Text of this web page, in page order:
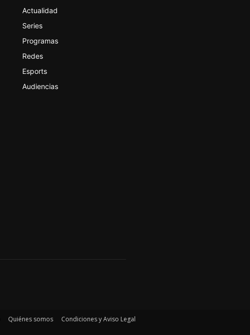
Actualidad
Series
Programas
Redes
Esports
Audiencias
Quiénes somos
Condiciones y Aviso Legal